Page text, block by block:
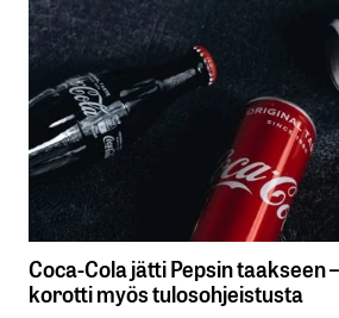
Coca-Cola jätti Pepsin taakseen
korotti myös tulosohjeistusta